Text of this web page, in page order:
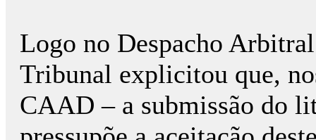
Logo no Despacho
Tribunal explicitou que,
CAAD – a submissão do